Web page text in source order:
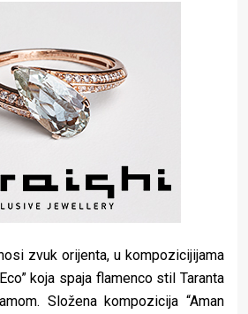
zvuk orijenta, u kompozicijijama
koja spaja flamenco stil Taranta
Složena kompozicija “Aman